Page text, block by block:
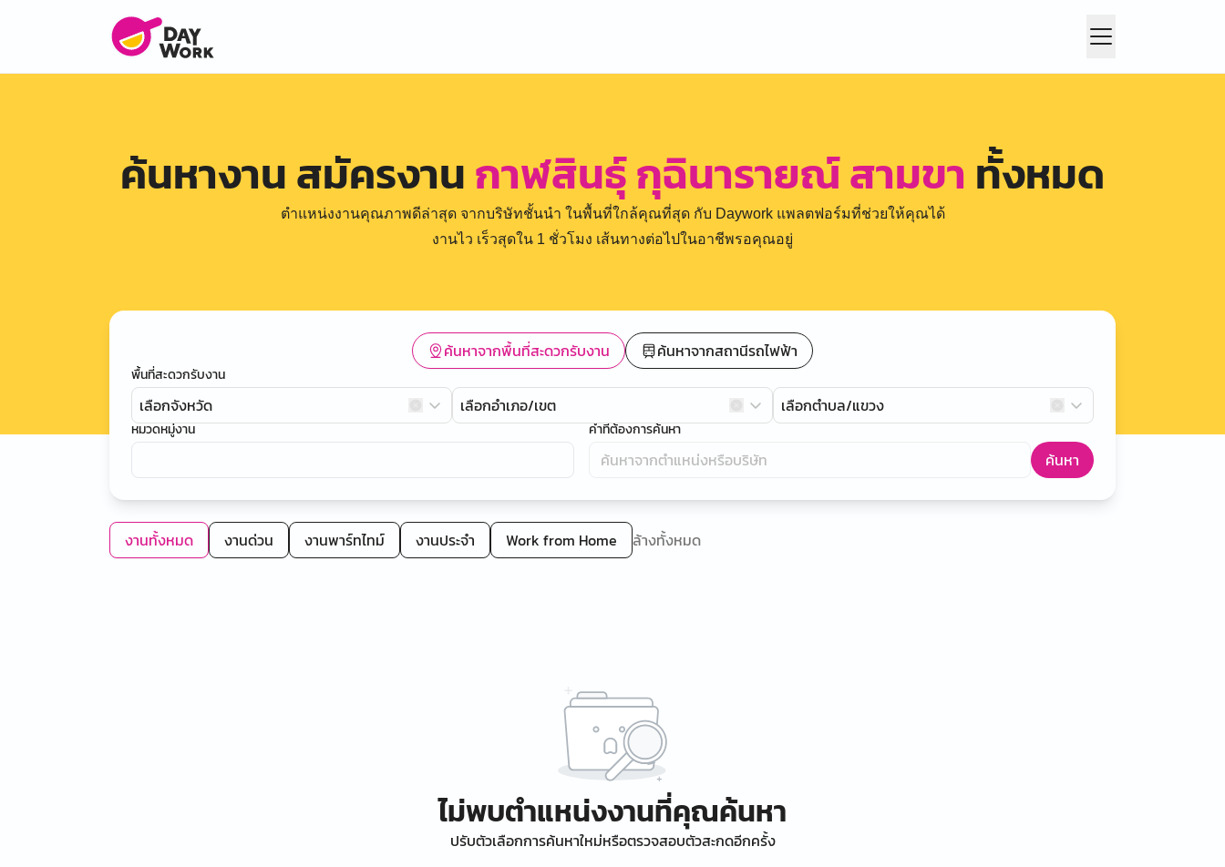
ค้นหางาน สมัครงานกาฬสินธุ์ กุฉินารายณ์ สามขา ทั้งหมด
ตำแหน่งงานคุณภาพดีล่าสุด จากบริษัทชั้นนำ ในพื้นที่ใกล้คุณที่สุด กับ Daywork แพลตฟอร์มที่ช่วยให้คุณได้
งานไว เร็วสุดใน 1 ชั่วโมง เส้นทางต่อไปในอาชีพรอคุณอยู่
ค้นหาจากพื้นที่สะดวกรับงาน ค้นหาจากสถานีรถไฟฟ้า
พื้นที่สะดวกรับงาน
เลือกจังหวัด เลือกอำเภอ/เขต เลือกตำบล/แขวง
หมวดหมู่งาน คำที่ต้องการค้นหา
ค้นหา
งานทั้งหมด งานด่วน งานพาร์ทไทม์ งานประจำ Work from Home ล้างทั้งหมด
ไม่พบตำแหน่งงานที่คุณค้นหา
ปรับตัวเลือกการค้นหาใหม่หรือตรวจสอบตัวสะกดอีกครั้ง